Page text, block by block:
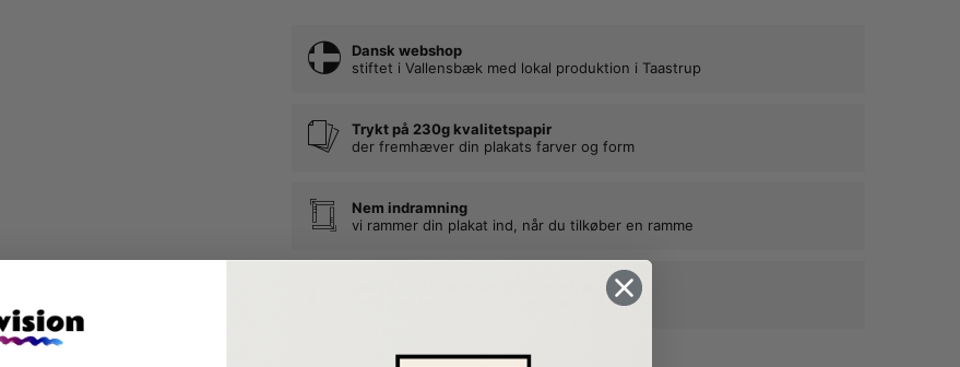
Dansk webshop
stiftet i Vallensbæk med lokal produktion i Taastrup
Trykt på 230g kvalitetspapir
der fremhæver din plakats farver og form
Nem indramning
vi rammer din plakat ind, når du tilkøber en ramme
der beskytter dine plakater mange år frem